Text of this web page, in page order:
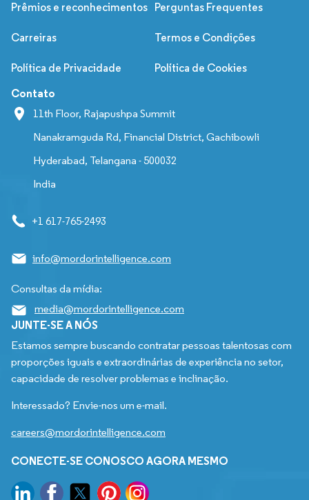
Prêmios e reconhecimentos Perguntas Frequentes
Carreiras Termos e Condições
Política de Privacidade Política de Cookies
Contato
11th Floor, Rajapushpa Summit
Nanakramguda Rd, Financial District, Gachibowli
Hyderabad, Telangana - 500032
India
+1 617-765-2493
info@mordorintelligence.com
Consultas da mídia:
media@mordorintelligence.com
JUNTE-SE A NÓS
Estamos sempre buscando contratar pessoas talentosas com
proporções iguais e extraordinárias de experiência no setor,
capacidade de resolver problemas e inclinação.
Interessado? Envie-nos um e-mail.
careers@mordorintelligence.com
CONECTE-SE CONOSCO AGORA MESMO